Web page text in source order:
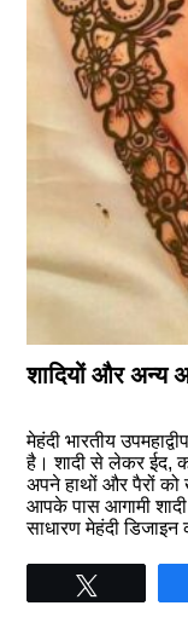
शादियों और अन्य
मेहंदी भारतीय
है। शादी से लेकर ईद,
अपने हाथों और पैरों को
आपके पास आगामी
साधारण मेहंदी